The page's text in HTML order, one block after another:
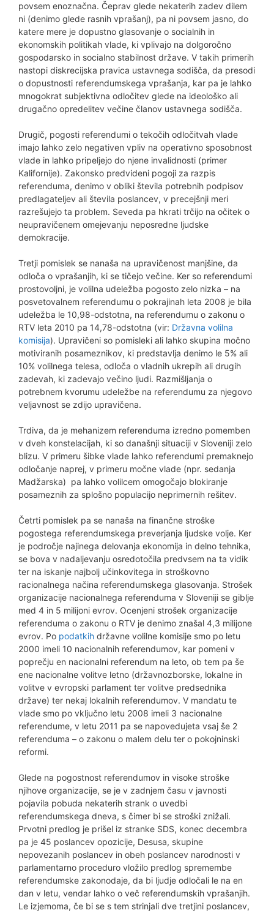
povsem enoznačna. Čeprav glede nekaterih zadev dilem
ni (denimo glede rasnih vprašanj), pa ni povsem jasno, do
katere mere je dopustno glasovanje o socialnih in
ekonomskih politikah vlade, ki vplivajo na dolgoročno
gospodarsko in socialno stabilnost države. V takih primerih
nastopi diskrecijska pravica ustavnega sodišča, da presodi
o dopustnosti referendumskega vprašanja, kar pa je lahko
mnogokrat subjektivna odločitev glede na ideološko ali
drugačno opredelitev večine članov ustavnega sodišča.
Drugič, pogosti referendumi o tekočih odločitvah vlade
imajo lahko zelo negativen vpliv na operativno sposobnost
vlade in lahko pripeljejo do njene invalidnosti (primer
Kalifornije). Zakonsko predvideni pogoji za razpis
referenduma, denimo v obliki števila potrebnih podpisov
predlagateljev ali števila poslancev, v precejšnji meri
razrešujejo ta problem. Seveda pa hkrati trčijo na očitek o
neupravičenem omejevanju neposredne ljudske
demokracije.
Tretji pomislek se nanaša na upravičenost manjšine, da
odloča o vprašanjih, ki se tičejo večine. Ker so referendumi
prostovoljni, je volilna udeležba pogosto zelo nizka – na
posvetovalnem referendumu o pokrajinah leta 2008 je bila
udeležba le 10,98-odstotna, na referendumu o zakonu o
RTV leta 2010 pa 14,78-odstotna (vir: Državna volilna
komisija). Upravičeni so pomisleki ali lahko skupina močno
motiviranih posameznikov, ki predstavlja denimo le 5% ali
10% volilnega telesa, odloča o vladnih ukrepih ali drugih
zadevah, ki zadevajo večino ljudi. Razmišljanja o
potrebnem kvorumu udeležbe na referendumu za njegovo
veljavnost se zdijo upravičena.
Trdiva, da je mehanizem referenduma izredno pomemben
v dveh konstelacijah, ki so današnji situaciji v Sloveniji zelo
blizu. V primeru šibke vlade lahko referendumi premaknejo
odločanje naprej, v primeru močne vlade (npr. sedanja
Madžarska) pa lahko volilcem omogočajo blokiranje
posameznih za splošno populacijo neprimernih rešitev.
Četrti pomislek pa se nanaša na finančne stroške
pogostega referendumskega preverjanja ljudske volje. Ker
je področje najinega delovanja ekonomija in delno tehnika,
se bova v nadaljevanju osredotočila predvsem na ta vidik
ter na iskanje najbolj učinkovitega in stroškovno
racionalnega načina referendumskega glasovanja. Strošek
organizacije nacionalnega referenduma v Sloveniji se giblje
med 4 in 5 milijoni evrov. Ocenjeni strošek organizacije
referenduma o zakonu o RTV je denimo znašal 4,3 milijone
evrov. Po podatkih državne volilne komisije smo po letu
2000 imeli 10 nacionalnih referendumov, kar pomeni v
poprečju en nacionalni referendum na leto, ob tem pa še
ene nacionalne volitve letno (državnozborske, lokalne in
volitve v evropski parlament ter volitve predsednika
države) ter nekaj lokalnih referendumov. V mandatu te
vlade smo po vključno letu 2008 imeli 3 nacionalne
referendume, v letu 2011 pa se napovedujeta vsaj še 2
referenduma – o zakonu o malem delu ter o pokojninski
reformi.
Glede na pogostnost referendumov in visoke stroške
njihove organizacije, se je v zadnjem času v javnosti
pojavila pobuda nekaterih strank o uvedbi
referendumskega dneva, s čimer bi se stroški znižali.
Prvotni predlog je prišel iz stranke SDS, konec decembra
pa je 45 poslancev opozicije, Desusa, skupine
nepovezanih poslancev in obeh poslancev narodnosti v
parlamentarno proceduro vložilo predlog spremembe
referendumske zakonodaje, da bi ljudje odločali le na en
dan v letu, vendar lahko o več referendumskih vprašanjih.
Le izjemoma, če bi se s tem strinjali dve tretjini poslancev,